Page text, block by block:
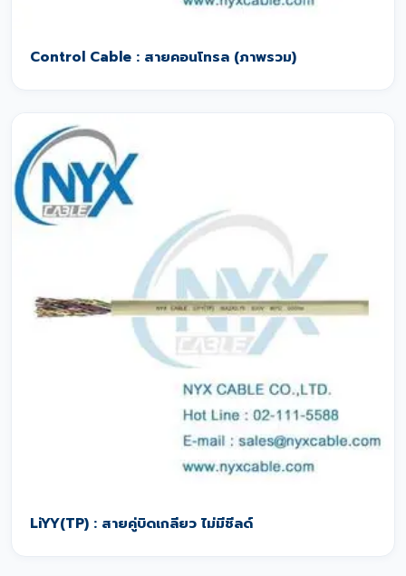
Control Cable : สายคอนโทรล (ภาพรวม)
LiYY(TP) : สายคู่บิดเกลียว ไม่มีชีลด์